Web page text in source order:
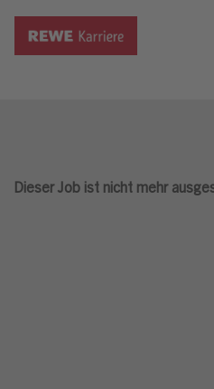
Dieser Job ist nicht mehr